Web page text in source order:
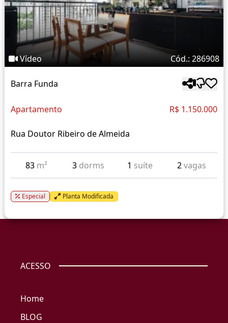
Vídeo Cód.: 286908
Barra Funda
Apartamento R$ 1.150.000
Rua Doutor Ribeiro de Almeida
83 m² 3 dorms 1 suíte 2vagas
Especial Planta Modificada
ACESSO
Home
BLOG